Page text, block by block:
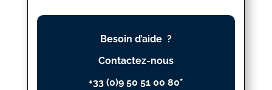
DE
Besoin d’aide ?
Contactez-nous
+33 (0)9 50 51 00 80*